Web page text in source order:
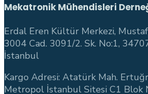
Mekatronik Mühendisleri
Erdal Eren Kültür Merkezi,
3004 Cad. 3091/2. Sk. No:1,
İstanbul
Kargo Adresi: Atatürk Mah.
Metropol İstanbul Sitesi C1 Blok